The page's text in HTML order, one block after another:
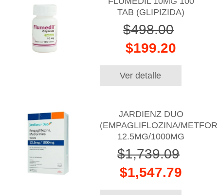
TAB (GLIPIZIDA)
$498.00
$199.20
Ver detalle
JARDIENZ DUO
(EMPAGLIFLOZINA/
12.5MG/1000MG
$1,739.09
$1,547.79